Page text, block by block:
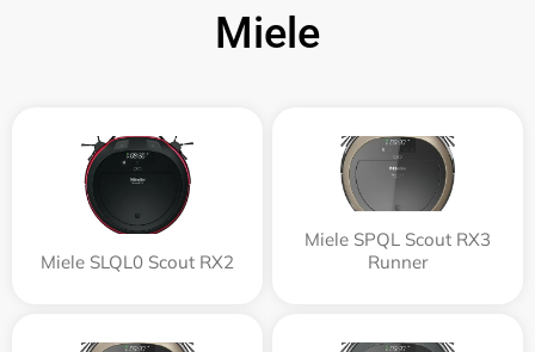
Miele
Miele SLQL0 Scout RX2
Miele SPQL Scout RX3
Runner